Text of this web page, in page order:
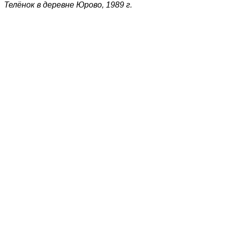
Телёнок в деревне Юрово, 1989 г.